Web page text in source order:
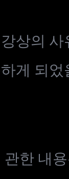
상의 사
게 되었
관한 내